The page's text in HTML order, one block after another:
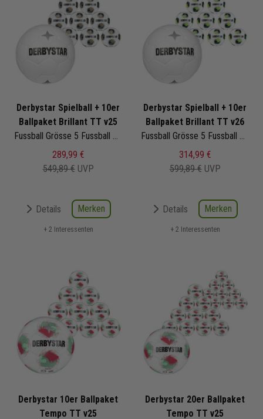
Derbystar Spielball + 10er
Ballpaket Brillant TT v25
Fussball Grösse 5 Fussball Grösse 5 | 1453500189
289,99 €
549,89 € UVP
Details Merken
+ 2 Interessenten
Derbystar Spielball + 10er
Ballpaket Brillant TT v26
Fussball Grösse 5 Fussball Grösse 5 | 1574500145
314,99 €
599,89 € UVP
Details Merken
+ 2 Interessenten
Derbystar 10er Ballpaket
Tempo TT v25
Derbystar 20er Ballpaket
Tempo TT v25